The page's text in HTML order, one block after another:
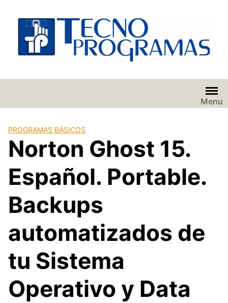
contenido
Menu
PROGRAMAS BÁSICOS
Norton Ghost 15.
Español. Portable.
Backups
automatizados de
tu Sistema
Operativo y Data